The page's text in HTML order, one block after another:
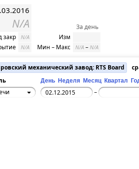
N/A
закр N/A
N/A
За день
Изм
Мин – Макс
N/A – N/A
механический завод: RTS Board
День Неделя Месяц Квартал
–